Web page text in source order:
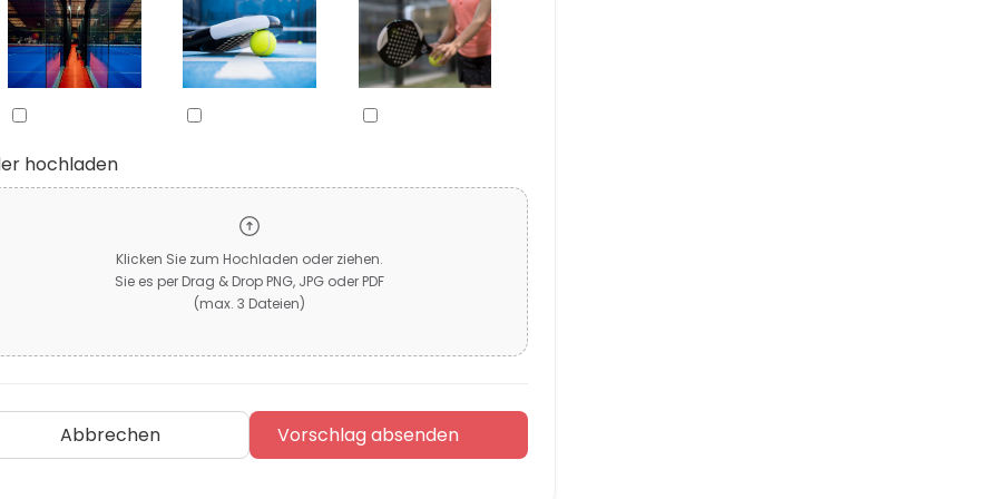
hochladen
Klicken Sie zum Hochladen oder ziehen.
Sie es per Drag & Drop PNG, JPG oder PDF
(max. 3 Dateien)
Abbrechen Vorschlag absenden